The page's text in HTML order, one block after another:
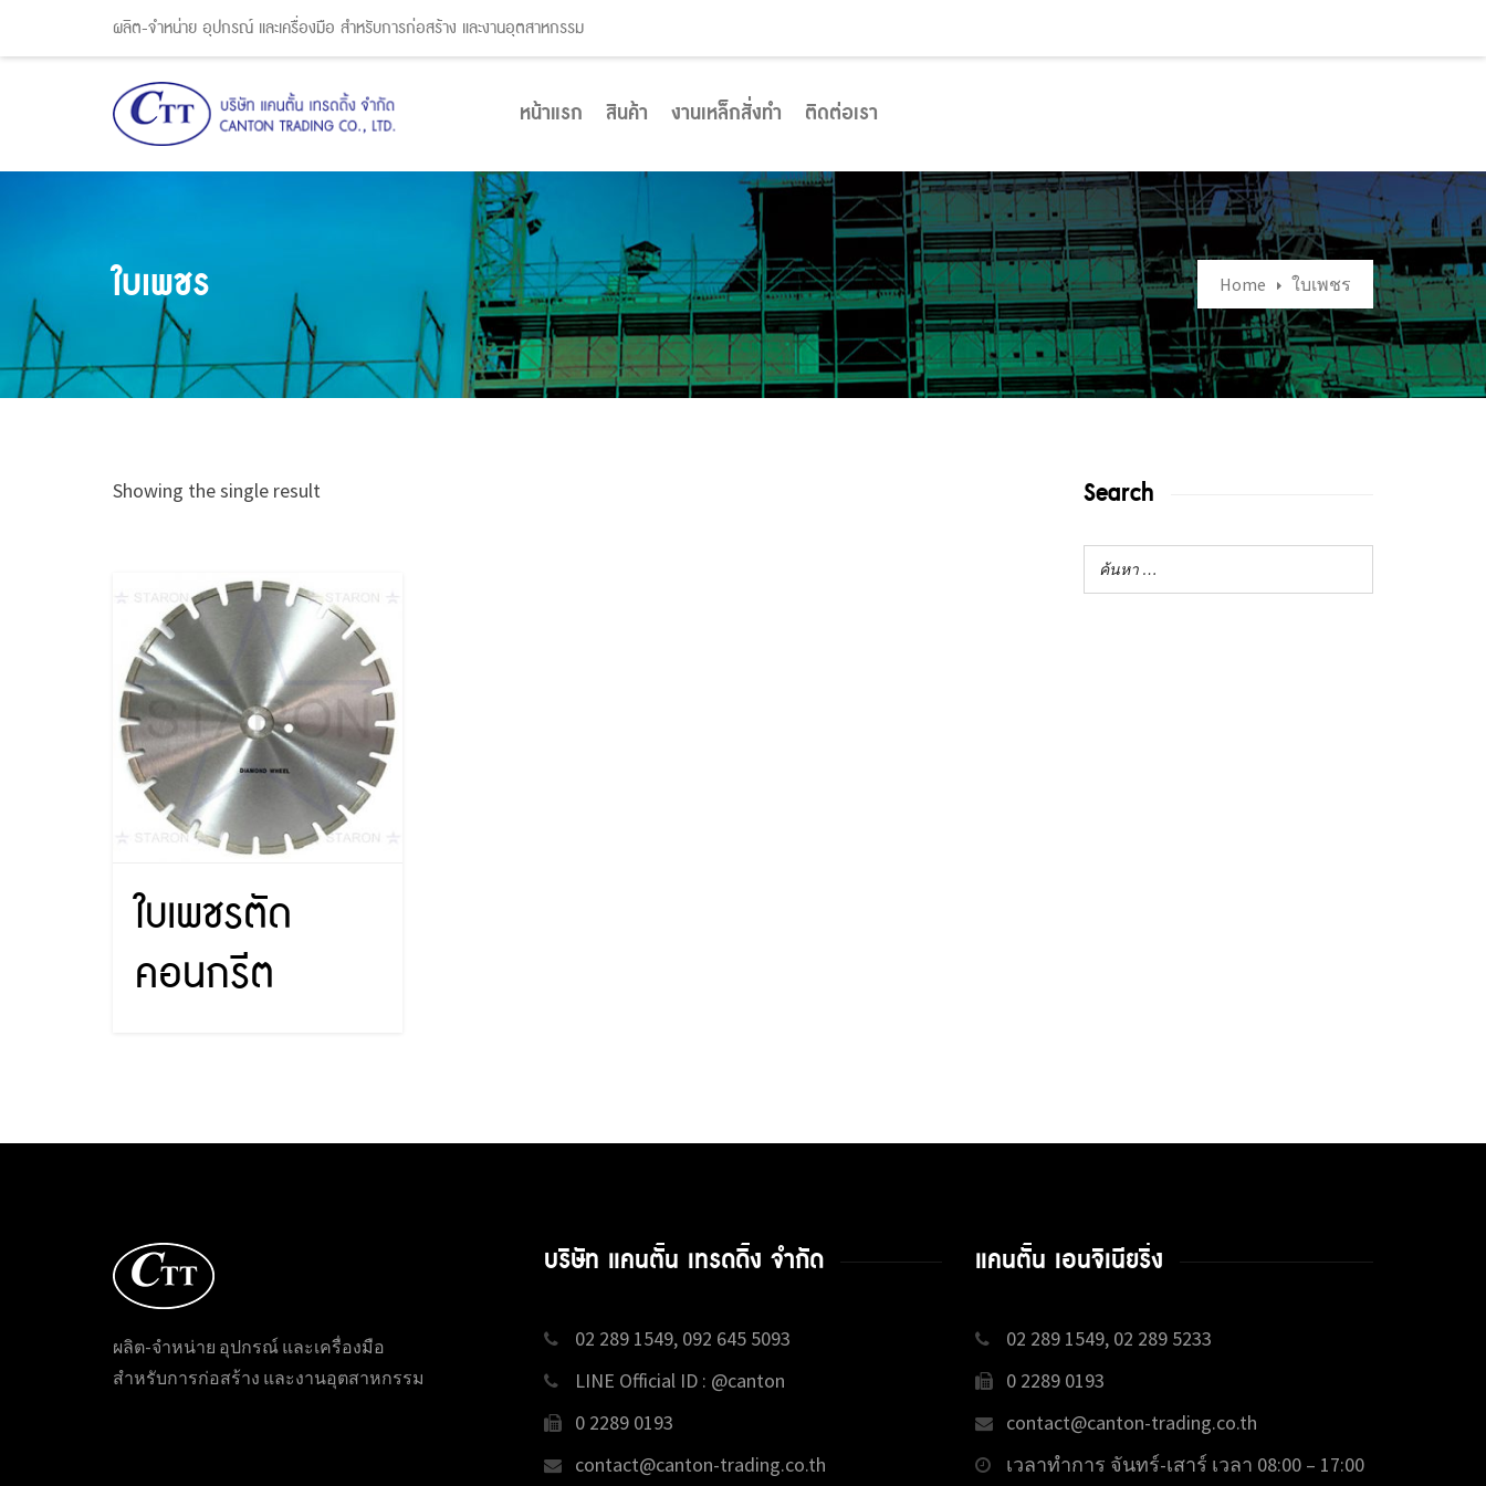
ผลิต-จำหน่าย อุปกรณ์ และเครื่องมือ สำหรับการก่อสร้าง และงานอุตสาหกรรม
หน้าแรก สินค้า งานเหล็กสั่งทำ ติดต่อเรา
ใบเพชร Home ใบเพชร
Showing the single result
ใบเพชรตัด
คอนกรีต
Search
ผลิต-จำหน่าย อุปกรณ์ และเครื่องมือ
สำหรับการก่อสร้าง และงานอุตสาหกรรม
บริษัท แคนตั้น เทรดดิ้ง จำกัด
02 289 1549, 092 645 5093
LINE Official ID : @canton
0 2289 0193
contact@canton-trading.co.th
แคนตั้น เอนจิเนียริ่ง
02 289 1549, 02 289 5233
0 2289 0193
contact@canton-trading.co.th
เวลาทำการ จันทร์-เสาร์ เวลา 08:00 – 17:00